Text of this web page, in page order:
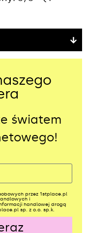
światem
przez 1stplace.pl
i
handlowej drogą
sp. z o.o. sp.k.